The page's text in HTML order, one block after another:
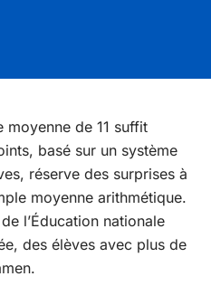
moyenne de 11 suffit
basé sur un système
réserve des surprises à
moyenne arithmétique.
l’Éducation nationale
des élèves avec plus de